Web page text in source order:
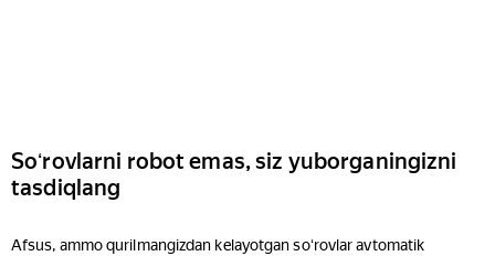
Soʻrovlarni robot emas, siz yuborganingizni
tasdiqlang
Afsus, ammo qurilmangizdan kelayotgan soʻrovlar avtomatik